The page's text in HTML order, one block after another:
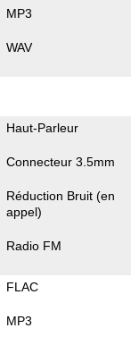
MP3
WAV
Haut-Parleur
Connecteur 3.5mm
Réduction Bruit (en
appel)
Radio FM
FLAC
MP3